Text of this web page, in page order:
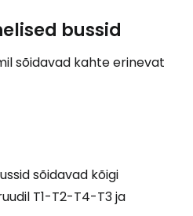
bussid
sõidavad kahte erinevat
sõidavad kõigi
T1-T2-T4-T3 ja